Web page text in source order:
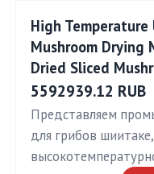
High
Mushroom Drying
Dried Sliced
5592939.12 RUB
Представляем
для грибов